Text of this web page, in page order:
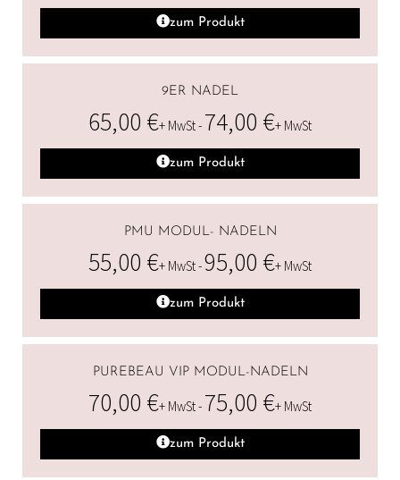
zum Produkt
9ER NADEL
65,00 €+ MwSt - 74,00 €+ MwSt
zum Produkt
PMU MODUL- NADELN
55,00 €+ MwSt -95,00 €+ MwSt
zum Produkt
PUREBEAU VIP MODUL-NADELN
70,00 €+ MwSt - 75,00 €+ MwSt
zum Produkt